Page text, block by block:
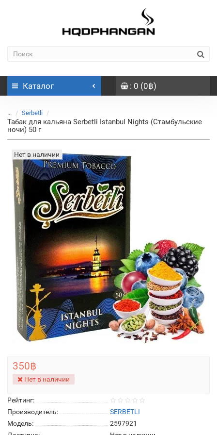
Каталог : 0 (0฿)
... Serbetli
Табак для кальяна Serbetli Istanbul Nights (Стамбульские
ночи) 50 г
Нет в наличии
Рейтинг:
Производитель:
SERBETLI
Модель:
2597921
350฿
Нет в наличии